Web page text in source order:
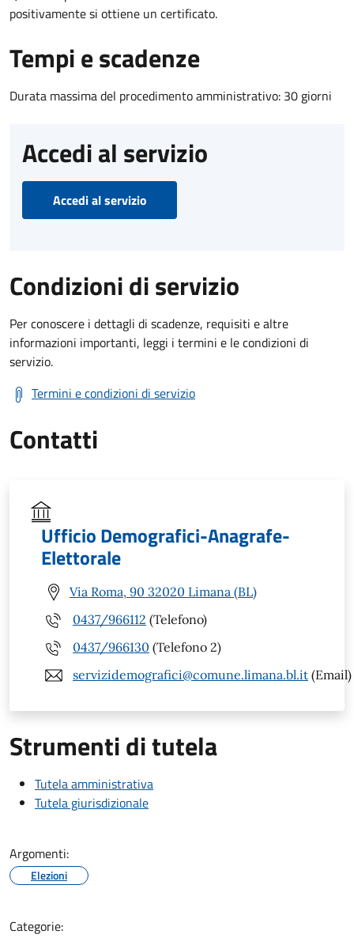
positivamente si ottiene un certificato.
Tempi e scadenze
Durata massima del procedimento amministrativo: 30 giorni
Accedi al servizio
Accedi al servizio
Condizioni di servizio
Per conoscere i dettagli di scadenze, requisiti e altre
informazioni importanti, leggi i termini e le condizioni di
servizio.
Termini e condizioni di servizio
Contatti
Ufficio Demografici-Anagrafe-
Elettorale
Via Roma, 90 32020 Limana (BL)
0437/966112 (Telefono)
0437/966130 (Telefono 2)
servizidemografici@comune.limana.bl.it (Email)
Strumenti di tutela
Tutela amministrativa
Tutela giurisdizionale
Argomenti:
Elezioni
Categorie: